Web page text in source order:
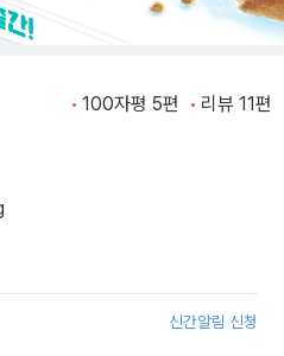
100자평 5편 리뷰 11편
신간알림 신청